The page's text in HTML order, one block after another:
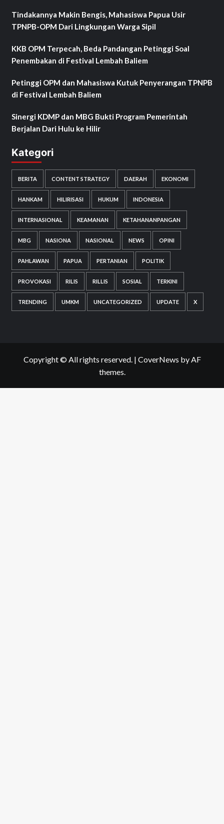
Tindakannya Makin Bengis, Mahasiswa Papua Usir
TPNPB-OPM Dari Lingkungan Warga Sipil
KKB OPM Terpecah, Beda Pandangan Petinggi Soal
Penembakan di Festival Lembah Baliem
Petinggi OPM dan Mahasiswa Kutuk Penyerangan TPNPB
di Festival Lembah Baliem
Sinergi KDMP dan MBG Bukti Program Pemerintah
Berjalan Dari Hulu ke Hilir
Kategori
BERITA CONTENT STRATEGY DAERAH EKONOMI
HANKAM HILIRISASI HUKUM INDONESIA
INTERNASIONAL KEAMANAN KETAHANANPANGAN
MBG NASIONA NASIONAL NEWS OPINI
PAHLAWAN PAPUA PERTANIAN POLITIK
PROVOKASI RILIS RILLIS SOSIAL TERKINI
TRENDING UMKM UNCATEGORIZED UPDATE X
Copyright © All rights reserved. | CoverNews by AF
themes.